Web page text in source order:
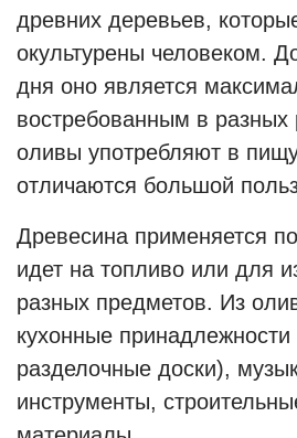
древних деревьев,
окультурены человеком.
дня оно является
востребованным в
оливы употребляют в
отличаются большой
Древесина применяется
идет на топливо или для
разных предметов. Из
кухонные
разделочные доски),
инструменты,